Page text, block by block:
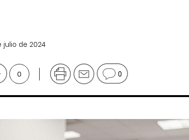
julio de 2024
0 0